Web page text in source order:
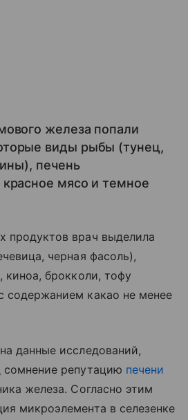
железа попали
виды рыбы (тунец,
печень
мясо и темное
продуктов врач выделила
черная фасоль),
, киноа, брокколи, тофу
содержанием какао не менее
данные исследований,
сомнение репутацию печени
железа. Согласно этим
микроэлемента в селезенке